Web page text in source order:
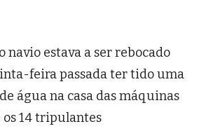
navio estava a ser rebocado
feira passada ter tido uma
água na casa das máquinas
14 tripulantes